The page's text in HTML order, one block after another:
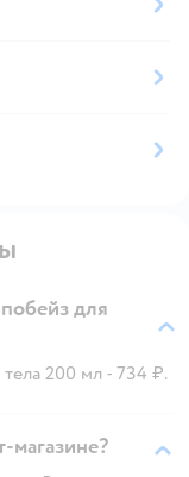
для
200 мл - 734 ₽.
магазине?